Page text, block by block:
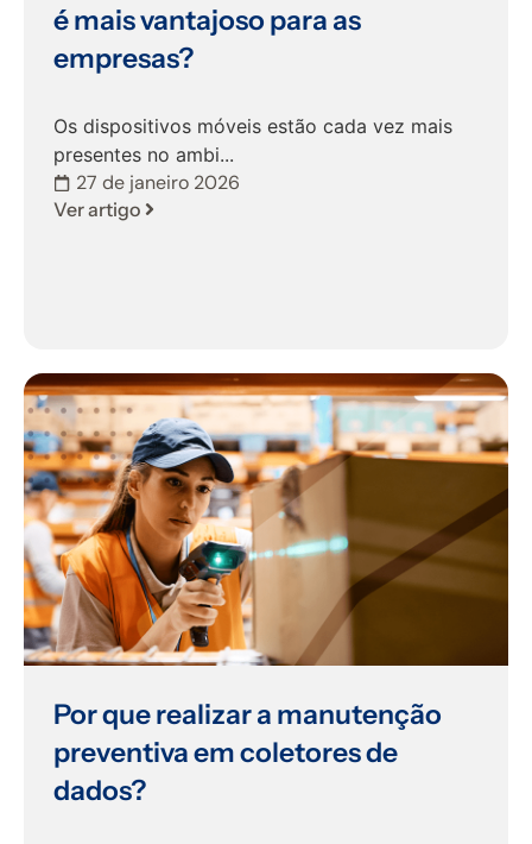
é mais vantajoso para as
empresas?
Os dispositivos móveis estão cada vez mais
presentes no ambi...
27 de janeiro 2026
Ver artigo
Por que realizar a manutenção
preventiva em coletores de
dados?